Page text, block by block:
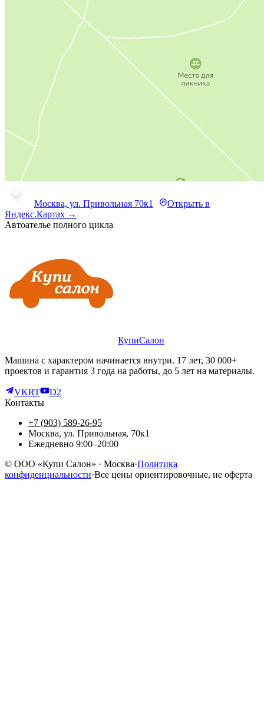
Москва, ул. Привольная 70к1
Открыть в
Яндекс.Картах →
Автоателье полного цикла
КупиСалон
Машина с характером начинается внутри. 17 лет, 30 000+
проектов и гарантия 3 года на работы, до 5 лет на материалы.
VKRT
D2
Контакты
+7 (903) 589-26-95
Москва, ул. Привольная, 70к1
Ежедневно 9:00–20:00
© ООО «Купи Салон» · Москва·Политика
конфиденциальности·Все цены ориентировочные, не оферта